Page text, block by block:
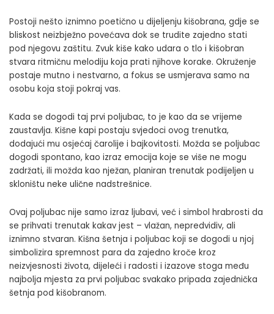
Postoji nešto iznimno poetično u dijeljenju kišobrana, gdje se
bliskost neizbježno povećava dok se trudite zajedno stati
pod njegovu zaštitu. Zvuk kiše kako udara o tlo i kišobran
stvara ritmičnu melodiju koja prati njihove korake. Okruženje
postaje mutno i nestvarno, a fokus se usmjerava samo na
osobu koja stoji pokraj vas.
Kada se dogodi taj prvi poljubac, to je kao da se vrijeme
zaustavlja. Kišne kapi postaju svjedoci ovog trenutka,
dodajući mu osjećaj čarolije i bajkovitosti. Možda se poljubac
dogodi spontano, kao izraz emocija koje se više ne mogu
zadržati, ili možda kao nježan, planiran trenutak podijeljen u
skloništu neke ulične nadstrešnice.
Ovaj poljubac nije samo izraz ljubavi, već i simbol hrabrosti da
se prihvati trenutak kakav jest – vlažan, nepredvidiv, ali
iznimno stvaran. Kišna šetnja i poljubac koji se dogodi u njoj
simbolizira spremnost para da zajedno kroče kroz
neizvjesnosti života, dijeleći i radosti i izazove stoga među
najbolja mjesta za prvi poljubac svakako pripada zajednička
šetnja pod kišobranom.